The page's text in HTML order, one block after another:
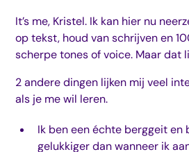
It’s me, Kristel. Ik kan hier nu
op tekst, houd van schrijven en
scherpe tones of voice. Maar dat
2 andere dingen lijken mij veel
als je me wil leren.
Ik ben een échte berggeit en
gelukkiger dan wanneer ik